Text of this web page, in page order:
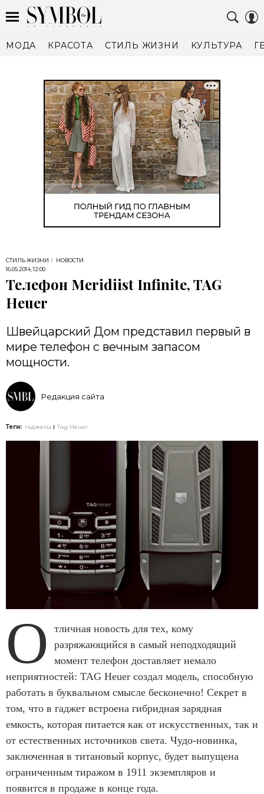
МОДА КРАСОТА СТИЛЬ ЖИЗНИ КУЛЬТУРА
СТИЛЬ ЖИЗНИ
НОВОСТИ
16.05.2014, 12:00
Телефон Meridiist Infinite, TAG
Heuer
Швейцарский Дом представил первый в
мире телефон с вечным запасом
мощности.
Редакция сайта
Теги: гаджеты Tag Heuer
О
тличная новость для тех, кому
разряжающийся в самый неподходящий
момент телефон доставляет немало
неприятностей: TAG Heuer создал модель, способную
работать в буквальном смысле бесконечно! Секрет в
том, что в гаджет встроена гибридная зарядная
емкость, которая питается как от искусственных, так и
от естественных источников света. Чудо-новинка,
заключенная в титановый корпус, будет выпущена
ограниченным тиражом в 1911 экземпляров и
появится в продаже в конце года.